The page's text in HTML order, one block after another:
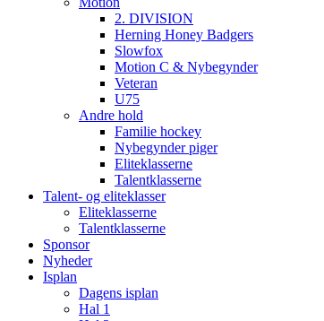
2. DIVISION
Herning Honey Badgers
Slowfox
Motion C & Nybegynder
Veteran
U75
Andre hold
Familie hockey
Nybegynder piger
Eliteklasserne
Talentklasserne
Talent- og eliteklasser
Eliteklasserne
Talentklasserne
Sponsor
Nyheder
Isplan
Dagens isplan
Hal 1